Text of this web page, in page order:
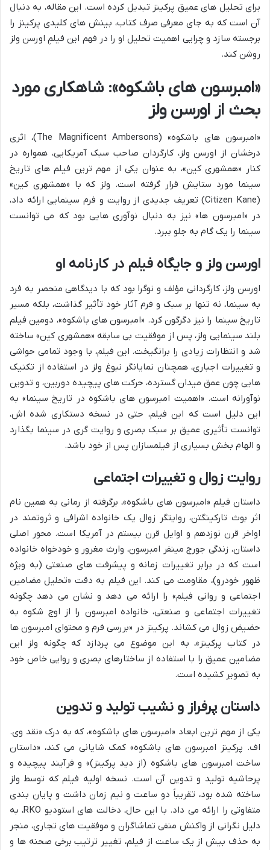
برای تحلیل های عمیق پرکینز تبدیل کرده است. این مقاله، به دنبال
آن است که به جای معرفی صرف کتاب، بینش های کلیدی پرکینز را
برجسته سازد و چرایی اهمیت تحلیل او را در فهم این فیلمِ اورسن ولز
روشن کند.
«امبرسون های باشکوه»: شاهکاری مورد
بحث از اورسن ولز
«امبرسون های باشکوه» (The Magnificent Ambersons)، اثری
درخشان از اورسن ولز، کارگردان صاحب سبک آمریکایی، همواره در
کنار «همشهری کین»، به عنوان یکی از مهم ترین فیلم های تاریخ
سینما مورد ستایش قرار گرفته است. ولز که با «همشهری کین»
(Citizen Kane) تعریف جدیدی از روایت و فرم سینمایی ارائه داد،
در «امبرسون ها» نیز به دنبال نوآوری هایی بود که می توانست
سینما را یک گام به جلو ببرد.
اورسن ولز و جایگاه فیلم در کارنامه او
اورسن ولز، کارگردانی مؤلف و نوگرا بود که با دیدگاهی منحصر به فرد
به سینما، نه تنها بر سبک و فرم آثار خود تأثیر گذاشت، بلکه مسیر
تاریخ سینما را نیز دگرگون کرد. «امبرسون های باشکوه»، دومین فیلم
بلند سینمایی ولز، پس از موفقیت بی سابقه «همشهری کین» ساخته
شد و انتظارات زیادی را برانگیخت. این فیلم، با وجود تمامی حواشی
و تغییرات اجباری، همچنان نمایانگر نبوغ ولز در استفاده از تکنیک
هایی چون عمق میدان گسترده، حرکت های پیچیده دوربین، و تدوین
نوآورانه است. «اهمیت امبرسون های باشکوه در تاریخ سینما» به
این دلیل است که این فیلم، حتی در نسخه دستکاری شده اش،
توانست تأثیری عمیق بر سبک بصری و روایت گری در سینما بگذارد
و الهام بخش بسیاری از فیلمسازان پس از خود باشد.
روایت زوال و تغییرات اجتماعی
داستان فیلم «امبرسون های باشکوه»، برگرفته از رمانی به همین نام
اثر بوث تارکینگتن، روایتگر زوال یک خانواده اشرافی و ثروتمند در
اواخر قرن نوزدهم و اوایل قرن بیستم در آمریکا است. محور اصلی
داستان، زندگی جورج مینفر امبرسون، وارث مغرور و خودخواه خانواده
است که در برابر تغییرات زمانه و پیشرفت های صنعتی (به ویژه
ظهور خودرو)، مقاومت می کند. این فیلم به دقت «تحلیل مضامین
اجتماعی و روانی فیلم» را ارائه می دهد و نشان می دهد چگونه
تغییرات اجتماعی و صنعتی، خانواده امبرسون را از اوج شکوه به
حضیض زوال می کشاند. پرکینز در «بررسی فرم و محتوای امبرسون ها
در کتاب پرکینز»، به این موضوع می پردازد که چگونه ولز این
مضامین عمیق را با استفاده از ساختارهای بصری و روایی خاص خود
به تصویر کشیده است.
داستان پرفراز و نشیب تولید و تدوین
یکی از مهم ترین ابعاد «امبرسون های باشکوه»، که به درک «نقد وی.
اف. پرکینز امبرسون های باشکوه» کمک شایانی می کند، «داستان
ساخت امبرسون های باشکوه (از دید پرکینز)» و فرآیند پیچیده و
پرحاشیه تولید و تدوین آن است. نسخه اولیه فیلم که توسط ولز
ساخته شده بود، تقریباً دو ساعت و نیم زمان داشت و پایان بندی
متفاوتی را ارائه می داد. با این حال، دخالت های استودیو RKO، به
دلیل نگرانی از واکنش منفی تماشاگران و موفقیت های تجاری، منجر
به حذف بیش از یک ساعت از فیلم، تغییر ترتیب برخی صحنه ها و